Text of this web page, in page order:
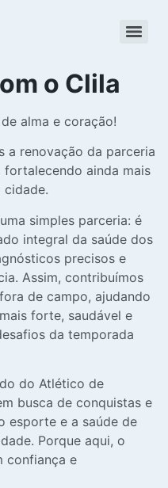
o Clila
alma e coração!
a renovação da parceria
ainda mais
cidade.
simples parceria: é
integral da saúde dos
precisos e
Assim, contribuímos
de campo, ajudando
forte, saudável e
da temporada
do Atlético de
busca de conquistas e
esporte e a saúde de
Porque aqui, o
confiança e